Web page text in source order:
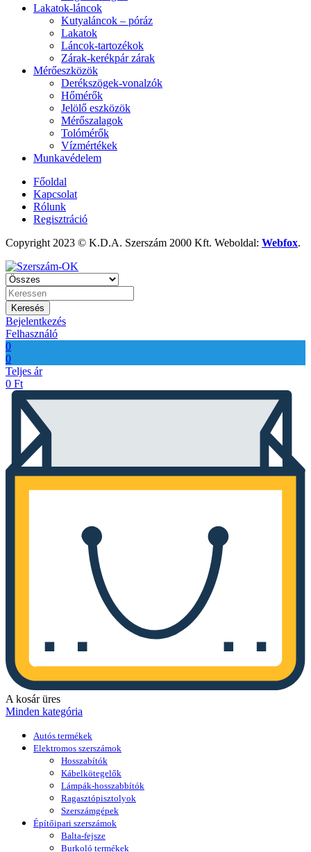
Lakatok-láncok
Kutyaláncok – póráz
Lakatok
Láncok-tartozékok
Zárak-kerékpár zárak
Mérőeszközök
Derékszögek-vonalzók
Hőmérők
Jelölő eszközök
Mérőszalagok
Tolómérők
Vízmértékek
Munkavédelem
Főoldal
Kapcsolat
Rólunk
Regisztráció
Copyright 2023 © K.D.A. Szerszám 2000 Kft. Weboldal: Webfox.
Keresés
Bejelentkezés
Felhasználó
0
0
Teljes ár
0 Ft
A kosár üres
Minden kategória
Autós termékek
Elektromos szerszámok
Hosszabítók
Kábelkötegelők
Lámpák-hosszabbítók
Ragasztópisztolyok
Szerszámgépek
Építőipari szerszámok
Balta-fejsze
Burkoló termékek